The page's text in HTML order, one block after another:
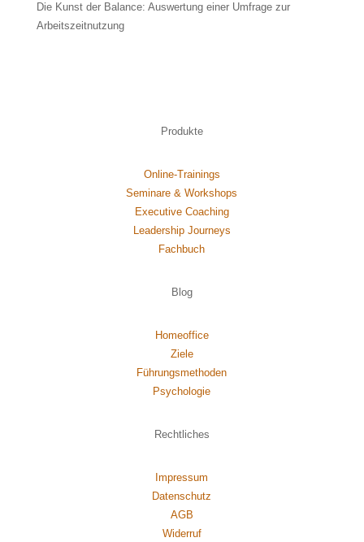
Die Kunst der Balance: Auswertung einer Umfrage zur
Arbeitszeitnutzung
Produkte
Online-Trainings
Seminare & Workshops
Executive Coaching
Leadership Journeys
Fachbuch
Blog
Homeoffice
Ziele
Führungsmethoden
Psychologie
Rechtliches
Impressum
Datenschutz
AGB
Widerruf